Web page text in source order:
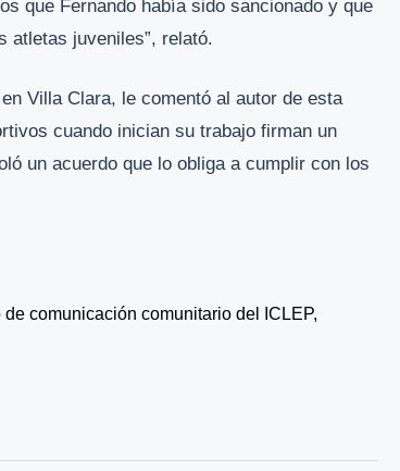
que Fernando había sido sancionado y que
atletas juveniles”, relató.
Villa Clara, le comentó al autor de esta
cuando inician su trabajo firman un
un acuerdo que lo obliga a cumplir con los